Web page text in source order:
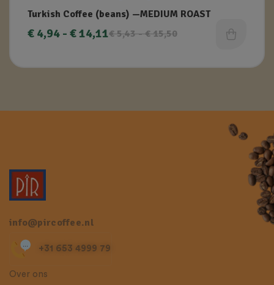
Turkish Coffee (beans) —MEDIUM ROAST
€5,43 - €15,50
€ 4,94 - €14,11
info@pircoffee.nl
+31 653 4999 79
Over ons